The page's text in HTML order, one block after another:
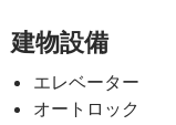
建物設備
エレベーター
オートロック